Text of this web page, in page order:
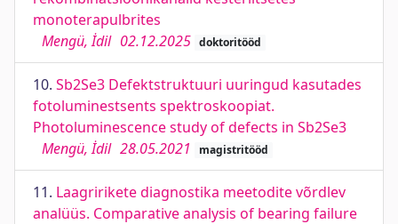
monoterapulbrites
Mengü, İdil 02.12.2025 doktoritööd
10. Sb2Se3 Defektstruktuuri uuringud kasutades
fotoluminestsents spektroskoopiat.
Photoluminescence study of defects in Sb2Se3
Mengü, İdil 28.05.2021 magistritööd
11. Laagririkete diagnostika meetodite võrdlev
analüüs. Comparative analysis of bearing failure